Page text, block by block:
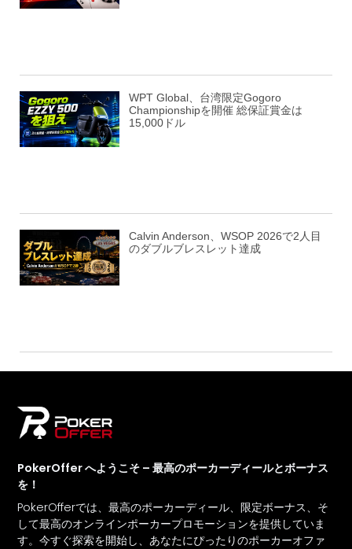
WPT Global、台湾限定Gogoro
Championshipを開催 総保証賞金は
15,000ドル
Calvin Anderson、WSOP 2026で2人目
のダブルブレスレット達成
PokerOffer へようこそ – 最高のポーカーディールとボーナス
を！
PokerOfferでは、最高のポーカーディール、限定ボーナス、そ
して最高のオンラインポーカープロモーションを提供していま
す。今すぐ探索を開始し、あなたにぴったりのポーカーオファ